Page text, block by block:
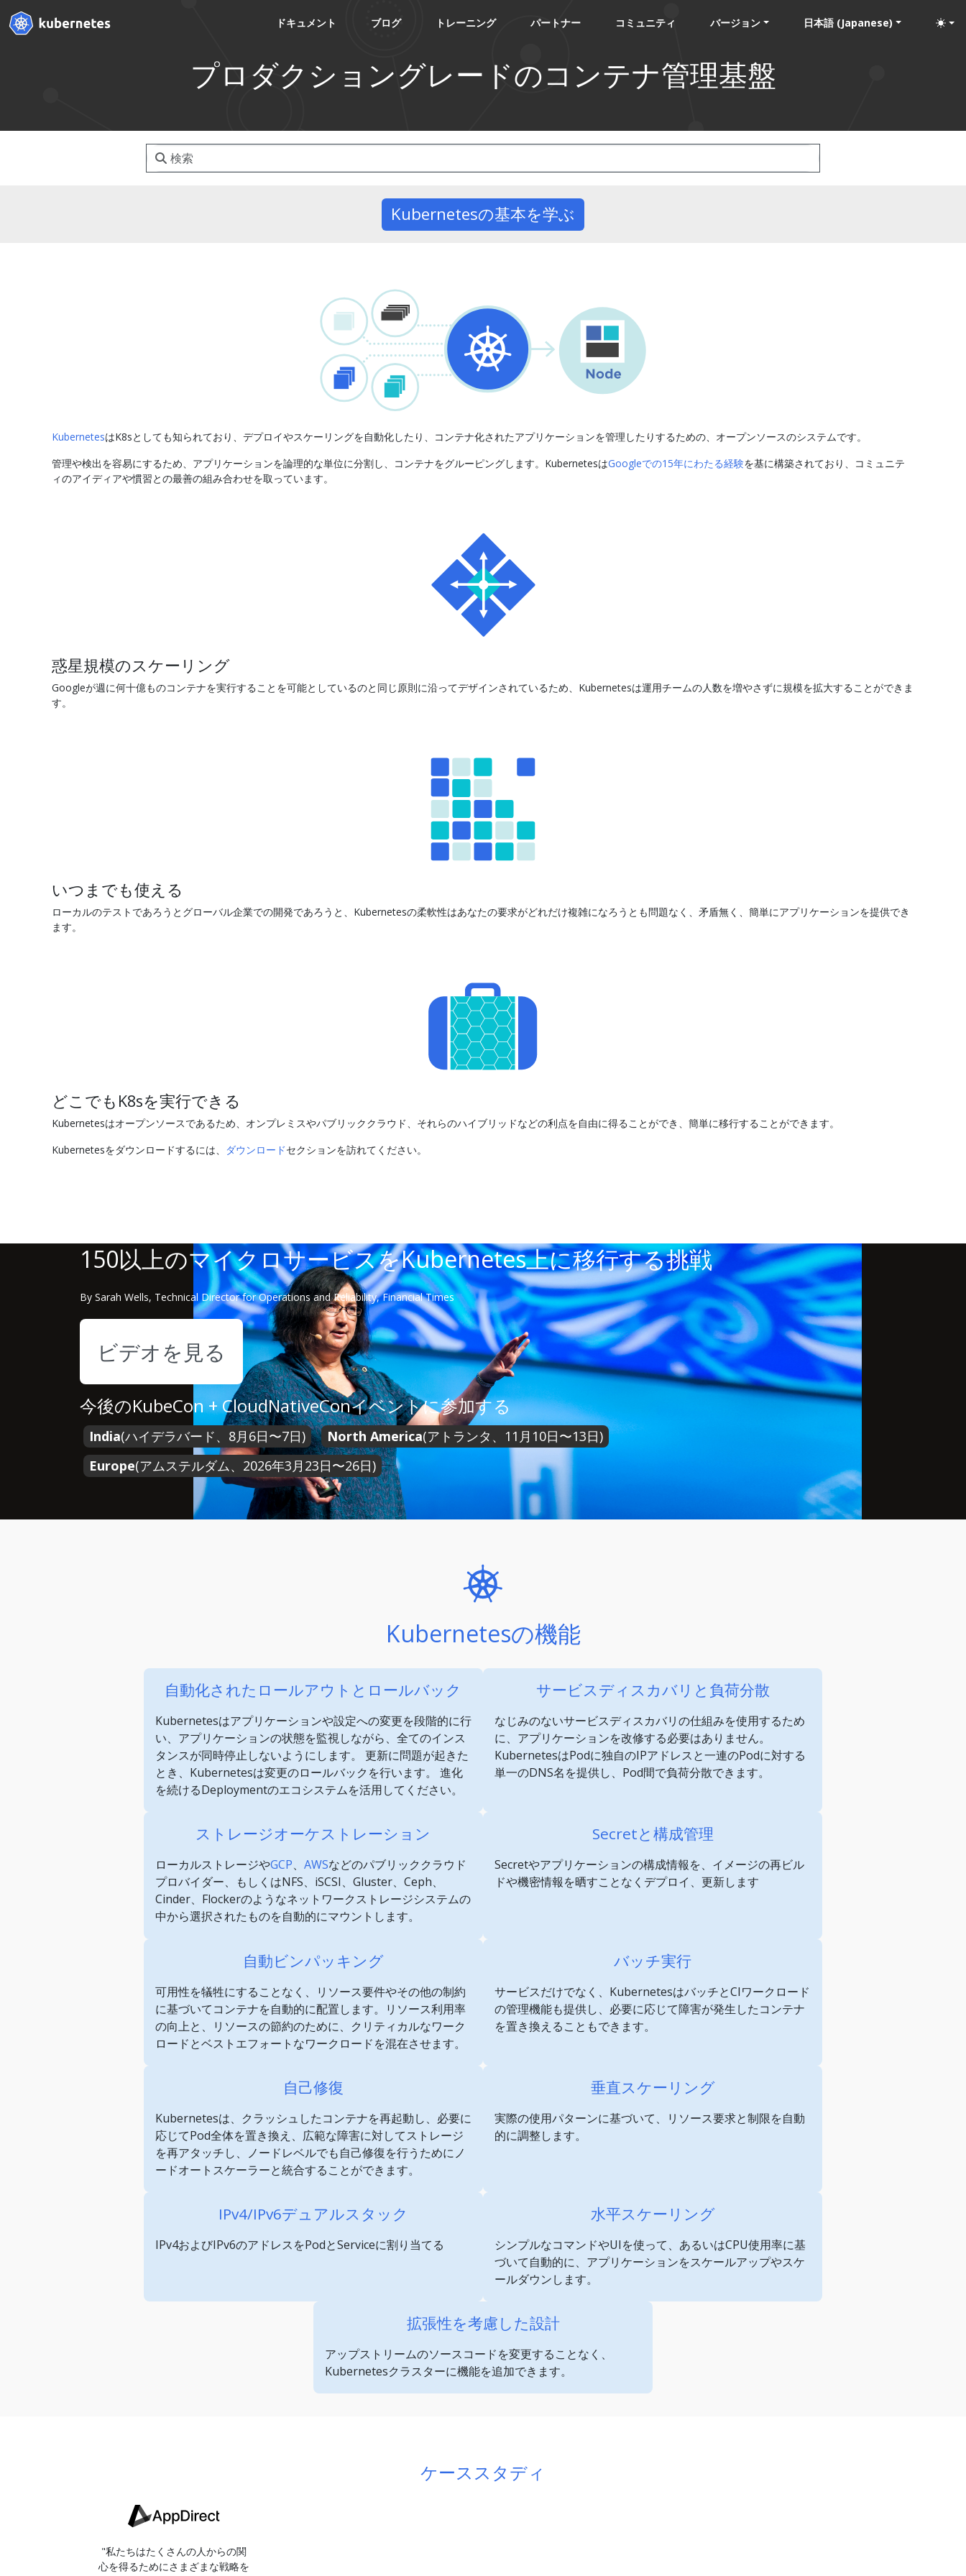
ドキュメント ブログ トレーニング パートナー コミュニティ バージョン 日本語 (Japanese)
プロダクショングレードのコンテナ管理基盤
Kubernetesの基本を学ぶ
KubernetesはK8sとしても知られており、デプロイやスケーリングを自動化したり、コンテナ化されたアプリケーションを管理したりするための、オープンソースのシステムです。
管理や検出を容易にするため、アプリケーションを論理的な単位に分割し、コンテナをグルーピングします。KubernetesはGoogleでの15年にわたる経験を基に構築されており、コミュニテ
ィのアイディアや慣習との最善の組み合わせを取っています。
惑星規模のスケーリング
Googleが週に何十億ものコンテナを実行することを可能としているのと同じ原則に沿ってデザインされているため、Kubernetesは運用チームの人数を増やさずに規模を拡大することができま
す。
いつまでも使える
ローカルのテストであろうとグローバル企業での開発であろうと、Kubernetesの柔軟性はあなたの要求がどれだけ複雑になろうとも問題なく、矛盾無く、簡単にアプリケーションを提供でき
ます。
どこでもK8sを実行できる
Kubernetesはオープンソースであるため、オンプレミスやパブリッククラウド、それらのハイブリッドなどの利点を自由に得ることができ、簡単に移行することができます。
Kubernetesをダウンロードするには、
ダウンロードセクションを訪れてください。
150以上のマイクロサービスをKubernetes上に移行する挑戦
By Sarah Wells, Technical Director for Operations and Reliability, Financial Times
ビデオを見る
今後のKubeCon + CloudNativeConイベントに参加する
India(ハイデラバード、8月6日〜7日) North America(アトランタ、11月10日〜13日)
Europe(アムステルダム、2026年3月23日〜26日)
Kubernetesの機能
自動化されたロールアウトとロールバック
Kubernetesはアプリケーションや設定への変更を段階的に行
い、アプリケーションの状態を監視しながら、全てのインス
タンスが同時停止しないようにします。 更新に問題が起きた
とき、Kubernetesは変更のロールバックを行います。 進化
を続けるDeploymentのエコシステムを活用してください。
サービスディスカバリと負荷分散
なじみのないサービスディスカバリの仕組みを使用するため
に、アプリケーションを改修する必要はありません。
KubernetesはPodに独自のIPアドレスと一連のPodに対する
単一のDNS名を提供し、Pod間で負荷分散できます。
ストレージオーケストレーション
ローカルストレージやGCP、 AWSなどのパブリッククラウド
プロバイダー、もしくはNFS、iSCSI、Gluster、Ceph、
Cinder、Flockerのようなネットワークストレージシステムの
中から選択されたものを自動的にマウントします。
Secretと構成管理
Secretやアプリケーションの構成情報を、イメージの再ビル
ドや機密情報を晒すことなくデプロイ、更新します
自動ビンパッキング
可用性を犠牲にすることなく、リソース要件やその他の制約
に基づいてコンテナを自動的に配置します。リソース利用率
の向上と、リソースの節約のために、クリティカルなワーク
ロードとベストエフォートなワークロードを混在させます。
バッチ実行
サービスだけでなく、KubernetesはバッチとCIワークロード
の管理機能も提供し、必要に応じて障害が発生したコンテナ
を置き換えることもできます。
自己修復
Kubernetesは、クラッシュしたコンテナを再起動し、必要に
応じてPod全体を置き換え、広範な障害に対してストレージ
を再アタッチし、ノードレベルでも自己修復を行うためにノ
ードオートスケーラーと統合することができます。
垂直スケーリング
実際の使用パターンに基づいて、リソース要求と制限を自動
的に調整します。
IPv4/IPv6デュアルスタック
IPv4およびIPv6のアドレスをPodとServiceに割り当てる
水平スケーリング
シンプルなコマンドやUIを使って、あるいはCPU使用率に基
づいて自動的に、アプリケーションをスケールアップやスケ
ールダウンします。
拡張性を考慮した設計
アップストリームのソースコードを変更することなく、
Kubernetesクラスターに機能を追加できます。
ケーススタディ
"私たちはたくさんの人からの関
心を得るためにさまざまな戦略を